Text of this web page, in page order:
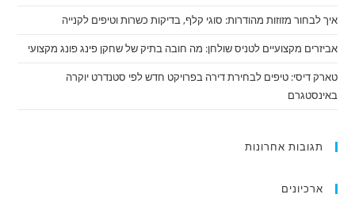
איך לבחור מזוזות מהודרות: סוגי קלף, בדיקות כשרות וטיפים לקנייה
אביזרים מקצועיים לטניס שולחן: מה חובה בתיק של שחקן פינג פונג מקצועי
טארק דיסי: טיפים לבחירת דירה בפרויקט חדש לפי סטנדרט יוקרה
באינסטגרם
תגובות אחרונות
ארכיונים